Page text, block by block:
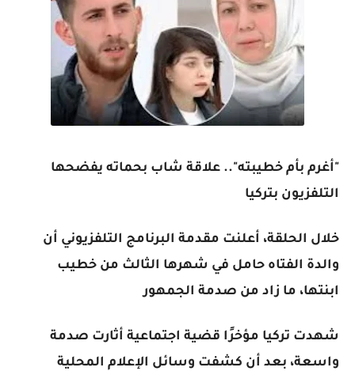
"أغرم بأم خطيبته".. علاقة شاب بحماته يفضحها
التلفزيون بتركيا
خلال الحلقة، أعلنت مقدمة البرنامج التلفزيوني أن
والدة الفتاه حامل في شهرها الثالث من خطيب
ابنتها، ما زاد من صدمة الجمهور
شهدت تركيا مؤخرًا قضية اجتماعية أثارت صدمة
واسعة، بعد أن كشفت وسائل الإعلام المحلية